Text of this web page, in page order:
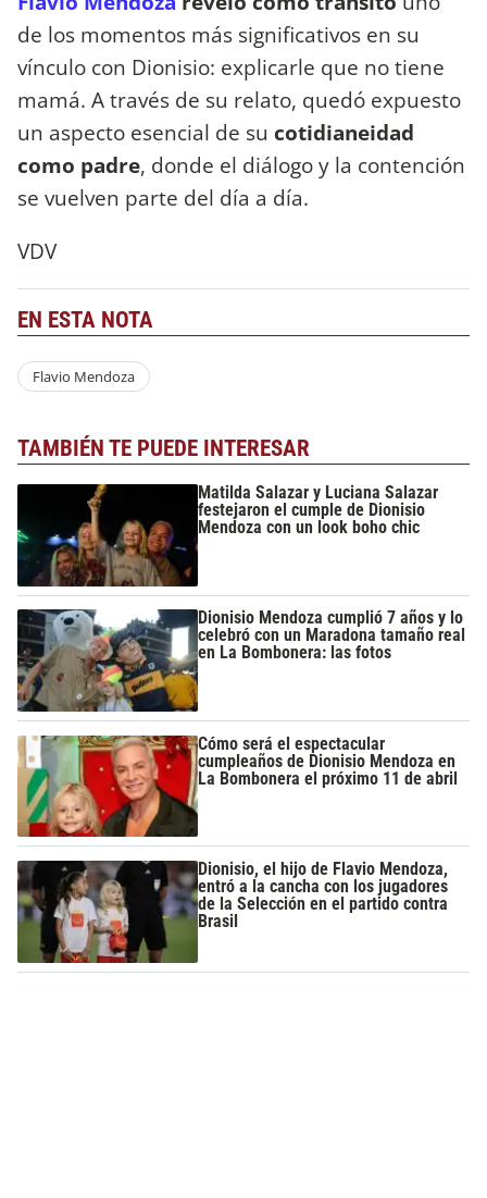
de los momentos más significativos en su
vínculo con Dionisio: explicarle que no tiene
mamá. A través de su relato, quedó expuesto
un aspecto esencial de su cotidianeidad
como padre, donde el diálogo y la contención
se vuelven parte del día a día.
VDV
EN ESTA NOTA
Flavio Mendoza
TAMBIÉN TE PUEDE INTERESAR
Matilda Salazar y Luciana Salazar
festejaron el cumple de Dionisio
Mendoza con un look boho chic
Dionisio Mendoza cumplió 7 años y lo
celebró con un Maradona tamaño real
en La Bombonera: las fotos
Cómo será el espectacular
cumpleaños de Dionisio Mendoza en
La Bombonera el próximo 11 de abril
Dionisio, el hijo de Flavio Mendoza,
entró a la cancha con los jugadores
de la Selección en el partido contra
Brasil